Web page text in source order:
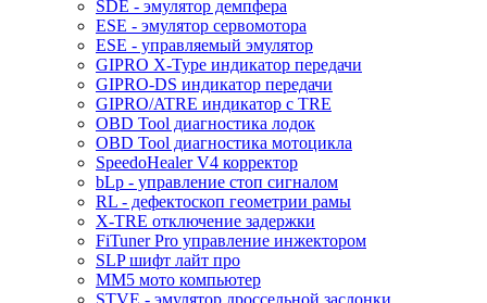
SDE - эмулятор демпфера
ESE - эмулятор сервомотора
ESE - управляемый эмулятор
GIPRO X-Type индикатор передачи
GIPRO-DS индикатор передачи
GIPRO/ATRE индикатор с TRE
OBD Tool диагностика лодок
OBD Tool диагностика мотоцикла
SpeedoHealer V4 корректор
bLp - управление стоп сигналом
RL - дефектоскоп геометрии рамы
X-TRE отключение задержки
FiTuner Pro управление инжектором
SLP шифт лайт про
MM5 мото компьютер
STVE - эмулятор дроссельной заслонки